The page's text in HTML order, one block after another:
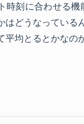
時刻に合わせる
はどうなっている
平均とるとかなの